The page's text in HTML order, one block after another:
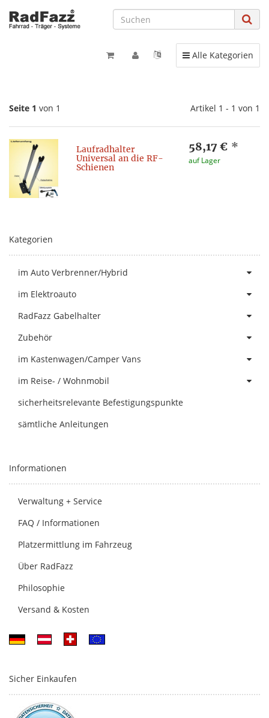
Toggle navigation
Alle Kategorien
Seite 1 von 1 Artikel 1 - 1 von 1
Laufradhalter
Universal an die RF-
Schienen
58,17 € *
auf Lager
Kategorien
im Auto Verbrenner/Hybrid
im Elektroauto
RadFazz Gabelhalter
Zubehör
im Kastenwagen/Camper Vans
im Reise- / Wohnmobil
sicherheitsrelevante Befestigungspunkte
sämtliche Anleitungen
Informationen
Verwaltung + Service
FAQ / Informationen
Platzermittlung im Fahrzeug
Über RadFazz
Philosophie
Versand & Kosten
Sicher Einkaufen